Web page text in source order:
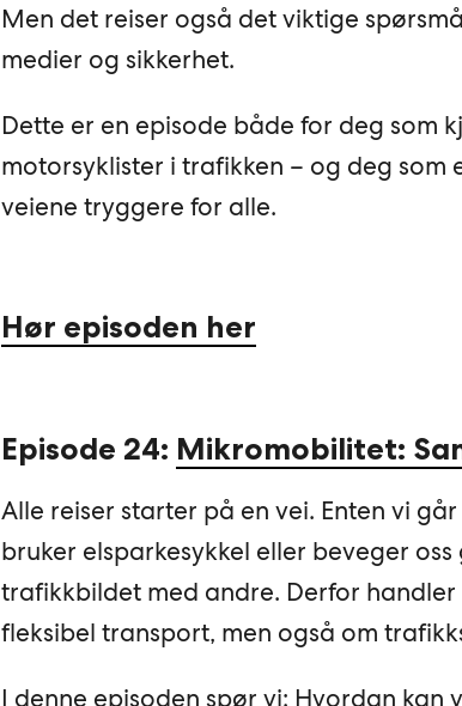
Men det reiser også det viktige
medier og sikkerhet.
Dette er en episode både for deg som
motorsyklister i trafikken – og deg
veiene tryggere for alle.
Hør episoden her
Episode 24: Mikromobilitet:
Alle reiser starter på en vei. Enten vi
bruker elsparkesykkel eller beveger
trafikkbildet med andre. Derfor
fleksibel transport, men også om
I denne episoden spør vi: Hvordan kan